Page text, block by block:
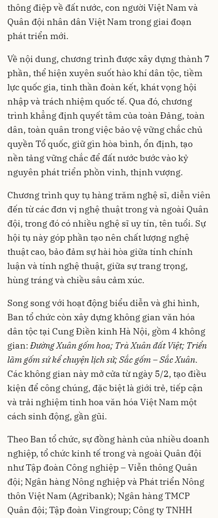
thông điệp về đất nước, con người Việt Nam và
Quân đội nhân dân Việt Nam trong giai đoạn
phát triển mới.
Về nội dung, chương trình được xây dựng thành 7
phần, thể hiện xuyên suốt hào khí dân tộc, tiềm
lực quốc gia, tinh thần đoàn kết, khát vọng hội
nhập và trách nhiệm quốc tế. Qua đó, chương
trình khẳng định quyết tâm của toàn Đảng, toàn
dân, toàn quân trong việc bảo vệ vững chắc chủ
quyền Tổ quốc, giữ gìn hòa bình, ổn định, tạo
nền tảng vững chắc để đất nước bước vào kỷ
nguyên phát triển phồn vinh, thịnh vượng.
Chương trình quy tụ hàng trăm nghệ sĩ, diễn viên
đến từ các đơn vị nghệ thuật trong và ngoài Quân
đội, trong đó có nhiều nghệ sĩ uy tín, tên tuổi. Sự
hội tụ này góp phần tạo nên chất lượng nghệ
thuật cao, bảo đảm sự hài hòa giữa tính chính
luận và tính nghệ thuật, giữa sự trang trọng,
hùng tráng và chiều sâu cảm xúc.
Song song với hoạt động biểu diễn và ghi hình,
Ban tổ chức còn xây dựng không gian văn hóa
dân tộc tại Cung Điền kinh Hà Nội, gồm 4 không
gian:Đường Xuân gốm hoa; Trà Xuân đất Việt; Triển
lãm gốm sứ kể chuyện lịch sử; Sắc gốm – Sắc Xuân.
Các không gian này mở cửa từ ngày 5/2, tạo điều
kiện để công chúng, đặc biệt là giới trẻ, tiếp cận
và trải nghiệm tinh hoa văn hóa Việt Nam một
cách sinh động, gần gũi.
Theo Ban tổ chức, sự đồng hành của nhiều doanh
nghiệp, tổ chức kinh tế trong và ngoài Quân đội
như Tập đoàn Công nghiệp – Viễn thông Quân
đội; Ngân hàng Nông nghiệp và Phát triển Nông
thôn Việt Nam (Agribank); Ngân hàng TMCP
Quân đội; Tập đoàn Vingroup; Công ty TNHH